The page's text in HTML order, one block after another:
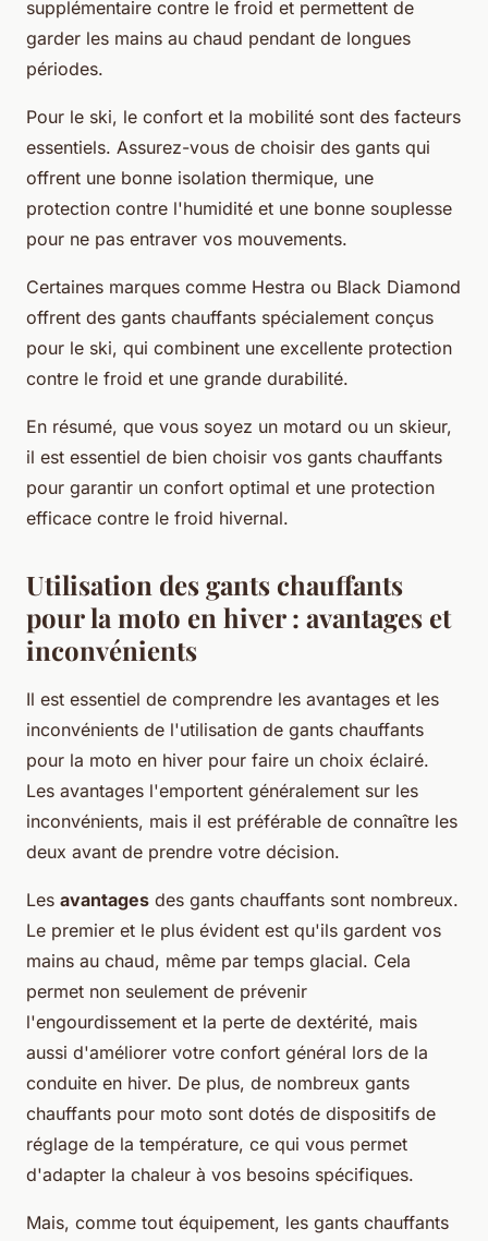
supplémentaire contre le froid et permettent de
garder les mains au chaud pendant de longues
périodes.
Pour le ski, le confort et la mobilité sont des facteurs
essentiels. Assurez-vous de choisir des gants qui
offrent une bonne isolation thermique, une
protection contre l'humidité et une bonne souplesse
pour ne pas entraver vos mouvements.
Certaines marques comme Hestra ou Black Diamond
offrent des gants chauffants spécialement conçus
pour le ski, qui combinent une excellente protection
contre le froid et une grande durabilité.
En résumé, que vous soyez un motard ou un skieur,
il est essentiel de bien choisir vos gants chauffants
pour garantir un confort optimal et une protection
efficace contre le froid hivernal.
Utilisation des gants chauffants
pour la moto en hiver : avantages et
inconvénients
Il est essentiel de comprendre les avantages et les
inconvénients de l'utilisation de gants chauffants
pour la moto en hiver pour faire un choix éclairé.
Les avantages l'emportent généralement sur les
inconvénients, mais il est préférable de connaître les
deux avant de prendre votre décision.
Les avantages des gants chauffants sont nombreux.
Le premier et le plus évident est qu'ils gardent vos
mains au chaud, même par temps glacial. Cela
permet non seulement de prévenir
l'engourdissement et la perte de dextérité, mais
aussi d'améliorer votre confort général lors de la
conduite en hiver. De plus, de nombreux gants
chauffants pour moto sont dotés de dispositifs de
réglage de la température, ce qui vous permet
d'adapter la chaleur à vos besoins spécifiques.
Mais, comme tout équipement, les gants chauffants